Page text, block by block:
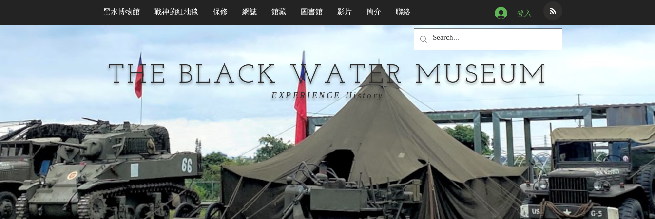
黑水博物館 戰神的紅地毯 保修 網誌 館藏 圖書館 影片 簡介 聯絡 登入
THE BLACK WATER MUSEUM
EXPERIENCE History